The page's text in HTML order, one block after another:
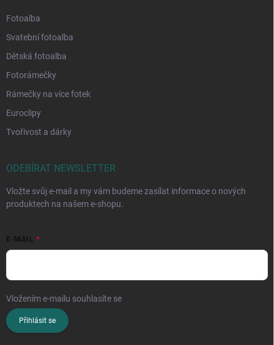
Fotoalba
Svatební fotoalba
Dětská fotoalba
Fotorámečky
Rámečky na více fotek
Euroclipy
Tvořivost a dárky
ODEBÍRAT NEWSLETTER
Vložte svůj e-mail a my vám budeme zasílat informace o nových
produktech na našem e-shopu.
E-MAIL
Vložením e-mailu souhlasíte se
Přihlásit se